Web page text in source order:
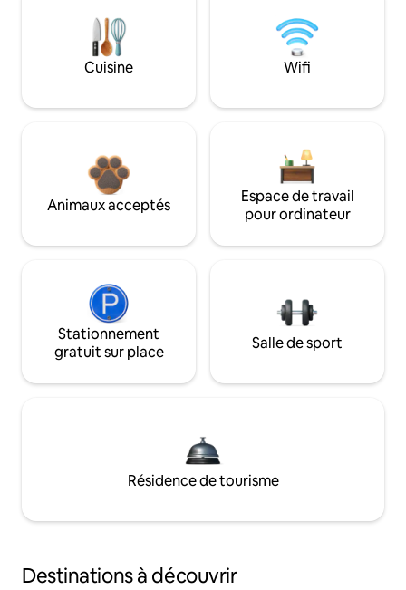
Cuisine Wifi
Animaux acceptés
Espace de travail
pour ordinateur
Stationnement
gratuit sur place
Salle de sport
Résidence de tourisme
Destinations à découvrir